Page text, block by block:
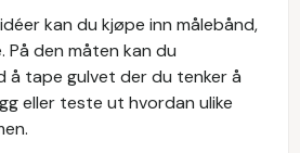
kan du kjøpe inn målebånd,
den måten kan du
å tape gulvet der du tenker å
eller teste ut hvordan ulike